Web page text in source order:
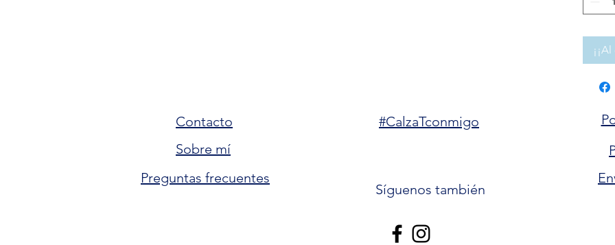
Contacto
Sobre mí
Preguntas frecuentes
#CalzaTconmigo
Síguenos también